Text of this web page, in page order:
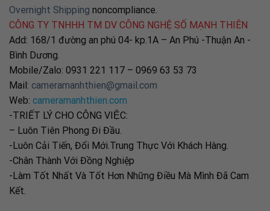
Overnight Shipping noncompliance.
CÔNG TY TNHHH TM DV CÔNG NGHỆ SỐ MẠNH THIÊN
Add: 168/1 đường an phú 04- kp.1A – An Phú -Thuận An -
Bình Dương.
Mobile/Zalo: 0931 221 117 – 0969 63 53 73
Mail: cameramanhthien@gmail.com
Web: cameramanhthien.com
-TRIẾT LÝ CHO CÔNG VIỆC:
– Luôn Tiên Phong Đi Đầu.
-Luôn Cải Tiến, Đổi Mới.Trung Thực Với Khách Hàng.
-Chân Thành Với Đồng Nghiệp
-Làm Tốt Nhất Và Tốt Hơn Những Điều Mà Mình Đã Cam
Kết.